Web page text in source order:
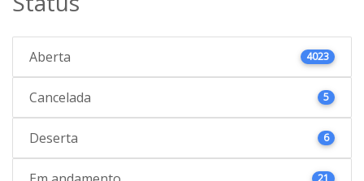
Aberta 4023
Cancelada 5
Deserta 6
21